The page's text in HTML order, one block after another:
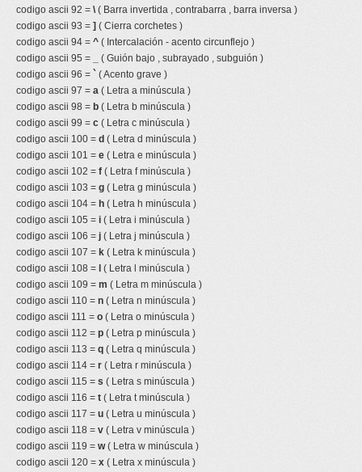
codigo ascii 92 = \( Barra invertida , contrabarra , barra inversa )
codigo ascii 93 = ] ( Cierra corchetes )
codigo ascii 94 = ^ ( Intercalación - acento circunflejo )
codigo ascii 95 =
( Guión bajo , subrayado , subguión )
codigo ascii 96 = ` ( Acento grave )
codigo ascii 97 = a ( Letra a minúscula )
codigo ascii 98 = b ( Letra b minúscula )
codigo ascii 99 = c ( Letra c minúscula )
codigo ascii 100 = d ( Letra d minúscula )
codigo ascii 101 = e ( Letra e minúscula )
codigo ascii 102 = f ( Letra f minúscula )
codigo ascii 103 = g ( Letra g minúscula )
codigo ascii 104 = h ( Letra h minúscula )
codigo ascii 105 = i ( Letra i minúscula )
codigo ascii 106 = j ( Letra j minúscula )
codigo ascii 107 = k ( Letra k minúscula )
codigo ascii 108 =
( Letra l minúscula )
codigo ascii 109 = m ( Letra m minúscula )
codigo ascii 110 = n ( Letra n minúscula )
codigo ascii 111 = o ( Letra o minúscula )
codigo ascii 112 = p ( Letra p minúscula )
codigo ascii 113 = q ( Letra q minúscula )
codigo ascii 114 = r ( Letra r minúscula )
codigo ascii 115 = s ( Letra s minúscula )
codigo ascii 116 = t ( Letra t minúscula )
codigo ascii 117 = u ( Letra u minúscula )
codigo ascii 118 = v ( Letra v minúscula )
codigo ascii 119 = w( Letra w minúscula )
codigo ascii 120 = x ( Letra x minúscula )